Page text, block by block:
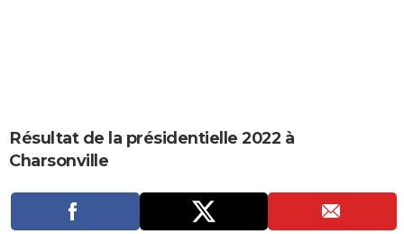
CARTE DE VOEUX
Carte de Noël
Carte Bonne année
Carte Saint-Valentin
Carte Pâques
Carte d'anniversaire
DICTIONNAIRE
Dictionnaire
Biographies
Expressions
Proverbes
PROGRAMME TV
Résultat de la présidentielle 2022 à
Charsonville